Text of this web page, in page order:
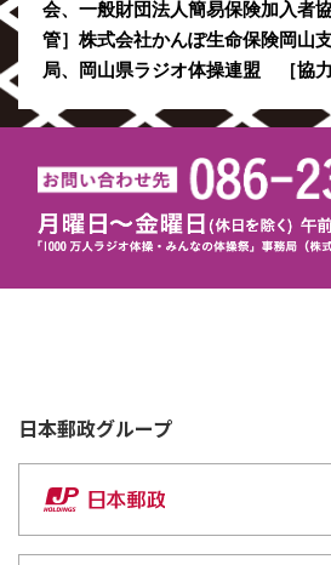
会、一般財団法人簡易保険加入者
管］株式会社かんぽ生命保険岡山
局、岡山県ラジオ体操連盟 ［協
日本郵政グループ